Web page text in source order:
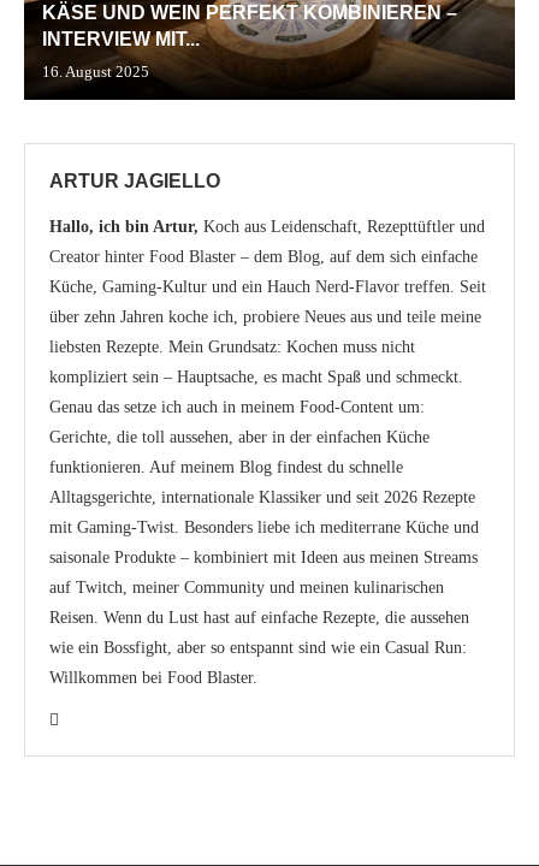
KÄSE UND WEIN PERFEKT KOMBINIEREN –
INTERVIEW MIT...
16. August 2025
ARTUR JAGIELLO
Hallo, ich bin Artur, Koch aus Leidenschaft, Rezepttüftler und
Creator hinter Food Blaster – dem Blog, auf dem sich einfache
Küche, Gaming-Kultur und ein Hauch Nerd-Flavor treffen. Seit
über zehn Jahren koche ich, probiere Neues aus und teile meine
liebsten Rezepte. Mein Grundsatz: Kochen muss nicht
kompliziert sein – Hauptsache, es macht Spaß und schmeckt.
Genau das setze ich auch in meinem Food-Content um:
Gerichte, die toll aussehen, aber in der einfachen Küche
funktionieren. Auf meinem Blog findest du schnelle
Alltagsgerichte, internationale Klassiker und seit 2026 Rezepte
mit Gaming-Twist. Besonders liebe ich mediterrane Küche und
saisonale Produkte – kombiniert mit Ideen aus meinen Streams
auf Twitch, meiner Community und meinen kulinarischen
Reisen. Wenn du Lust hast auf einfache Rezepte, die aussehen
wie ein Bossfight, aber so entspannt sind wie ein Casual Run:
Willkommen bei Food Blaster.